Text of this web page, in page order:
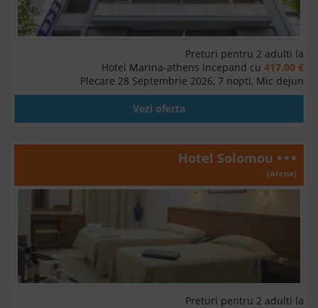
Preturi pentru 2 adulti la
Hotel Marina-athens incepand cu 417.00 €
Plecare 28 Septembrie 2026, 7 nopti, Mic dejun
Vezi oferta
Hotel Solomou
(Atena)
Preturi pentru 2 adulti la